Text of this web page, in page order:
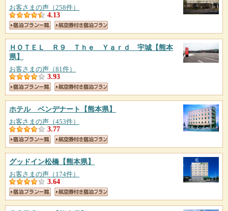
お客さまの声（258件）
4.13
ＨＯＴＥＬ Ｒ９ Ｔｈｅ Ｙａｒｄ 宇城 【熊本
県】
お客さまの声（81件）
3.93
ホテル ベンデナート 【熊本県】
お客さまの声（453件）
3.77
グッドイン松橋【熊本県】
お客さまの声（174件）
3.64